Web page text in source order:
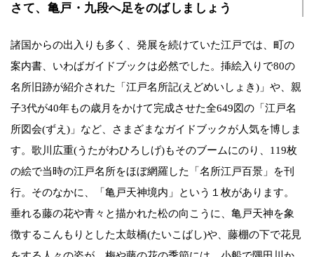
さて、亀戸・九段へ足をのばしましょう
諸国からの出入りも多く、発展を続けていた江戸では、町の
案内書、いわばガイドブックは必然でした。挿絵入りで80の
名所旧跡が紹介された「江戸名所記(えどめいしょき)」や、親
子3代が40年もの歳月をかけて完成させた全649図の「江戸名
所図会(ずえ)」など、さまざまなガイドブックが人気を博しま
す。歌川広重(うたがわひろしげ)もそのブームにのり、119枚
の絵で当時の江戸名所をほぼ網羅した「名所江戸百景」を刊
行。そのなかに、「亀戸天神境内」という１枚があります。
垂れる藤の花や青々と描かれた松の向こうに、亀戸天神を象
徴するこんもりとした太鼓橋(たいこばし)や、藤棚の下で花見